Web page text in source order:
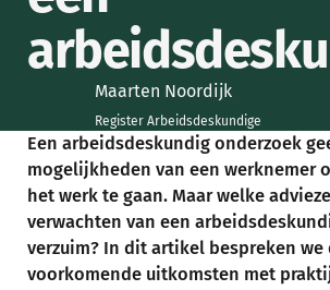
Maarten Noordijk
Register Arbeidsdeskundige
Een arbeidsdeskundig onderzoek
mogelijkheden van een werknemer
het werk te gaan. Maar welke
verwachten van een
verzuim? In dit artikel bespreken we
voorkomende uitkomsten met